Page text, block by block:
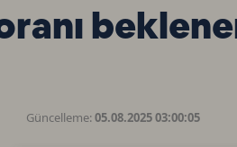
Güncelleme:05.08.2025 03:00:05